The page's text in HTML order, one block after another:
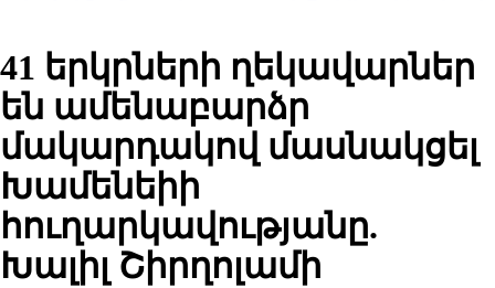
41 երկրների ղեկավարներ
են ամենաբարձր
մակարդակով մասնակցել
Խամենեիի
հուղարկավությանը.
Խալիլ Շիրղոլամի